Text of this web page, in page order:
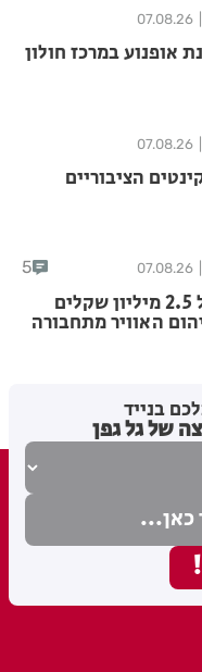
07.08.26
אופנוע במרכז חולון
07.08.26
הציבוריים
07.08.26
5
חולון תקבל 2.5 מיליון שקלים
האוויר מתחבורה
בנייד
של גל גפן